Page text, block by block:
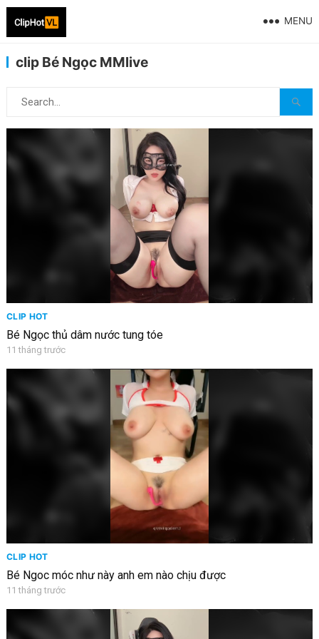
MENU
clip Bé Ngọc MMlive
CLIP HOT
Bé Ngọc thủ dâm nước tung tóe
11 tháng trước
CLIP HOT
Bé Ngoc móc như này anh em nào chịu được
11 tháng trước